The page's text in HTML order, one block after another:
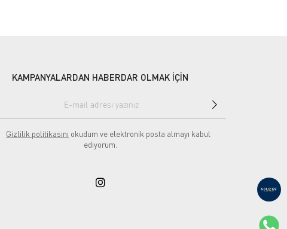
KAMPANYALARDAN HABERDAR OLMAK İÇİN
Gizlilik politikasını okudum ve elektronik posta almayı kabul
ediyorum.